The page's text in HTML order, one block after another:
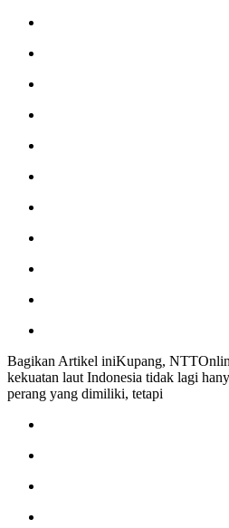
Bagikan Artikel iniKupang,
kekuatan laut Indonesia tidak lagi
perang yang dimiliki, tetapi